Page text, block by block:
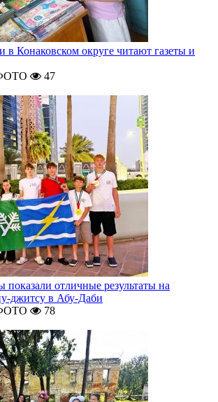
в Конаковском округе читают газеты и
47
показали отличные результаты на
джитсу в Абу-Даби
78